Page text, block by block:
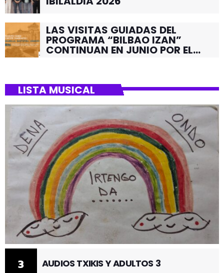
LAS VISITAS GUIADAS DEL
PROGRAMA “BILBAO IZAN”
CONTINUAN EN JUNIO POR EL
LISTA MUSICAL
3 AUDIOS TXIKIS Y ADULTOS 3